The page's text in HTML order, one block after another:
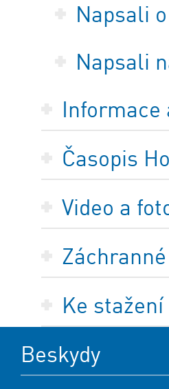
Napsali
Napsali
Informace
Časopis
Video a
Ke stažení
Beskydy